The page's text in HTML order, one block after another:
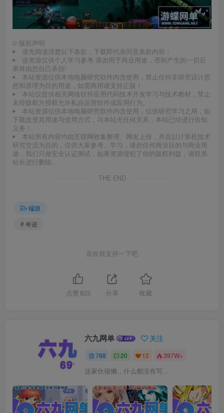
© 版权声明
请先阅读清楚以下条款，下载即代表同意条款内容：
该资源仅供个人学习参考,请勿用于商业用途，否则产生的一切后
果将由您自己承担!
本站资源仅供本地电脑研究软件内含使用，禁止任何非研究设计思
想和原理为目的用途，如需商用请支持正版！
本站仅提供相关网络软件应用代码技术开发学习与技术教材，禁止
未经版权方授权允许私自运营软件或应用行为。
本站资源仅供本地电脑研究软件内含使用，仅供研究学习之用，如
下载改变其用途与使用方式，与本站无任何关系，本站已经进行告知
义务！
本站所有内容均由互联网收集整理、网友上传，并且以计算机技术
研究交流为目的，仅供大家参考、学习，请勿任何商业目的与商业用
途，我们只做安全认证测试，如果资源侵犯了你的版权利益，请联系
站长进行删除。
THE END
端游
# 奇迹
喜欢就支持一下吧
点赞 823 分享 收藏
六九网单 关注
788 20 12 397W+
这家伙很懒，什么都没有写...